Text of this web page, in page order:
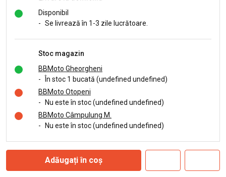
Disponibil
- Se livrează în 1-3 zile lucrătoare.
Stoc magazin
BBMoto Gheorgheni
-
În stoc 1 bucată (undefined undefined)
BBMoto Otopeni
-
Nu este în stoc (undefined undefined)
BBMoto Câmpulung M.
-
Nu este în stoc (undefined undefined)
Adăugați în coș